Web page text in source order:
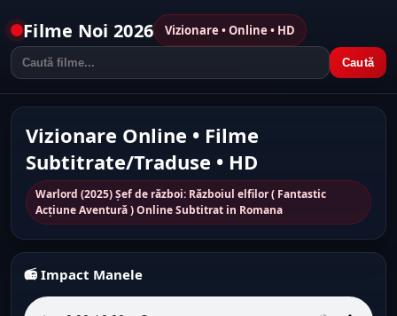
Filme Noi 2026 Vizionare • Online • HD
Caută
Vizionare Online • Filme
Subtitrate/Traduse • HD
Warlord (2025) Șef de război: Războiul elfilor ( Fantastic
Acțiune Aventură ) Online Subtitrat in Romana
📻 Impact Manele